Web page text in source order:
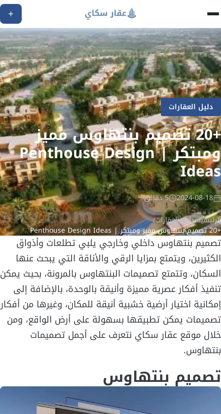
دليل العقارات
+20 تصميم بنتهاوس مميز
ومبتكر | Penthouse Design
Ideas
2024-08-18 5 دقائق
الرئيسية/دليل العقارات/
+20 تصميم بنتهاوس مميز ومبتكر | Penthouse Design Ideas
تصميم بنتهاوس داخلي وخارجي يلبي تطلعات وأذواق
الكثيرين، ويتمتع بمزايا الرقي والأناقة التي يبحث عنها
السكان، وتتمتع تصميمات البنتهاوس بالمرونة، بحيث يمكن
تنفيذ أفكار عصرية مميزة وأنيقة بالوحدة، بالإضافة إلى
إمكانية اختيار أرضية خشبية أنيقة للمكان، وغيرها من أفكار
تصميمات يمكن تطبيقها بسهولة على أرض الواقع، ومن
خلال موقع عقار سكاي نتعرف على أجمل تصميمات
بنتهاوس.
تصميم بنتهاوس